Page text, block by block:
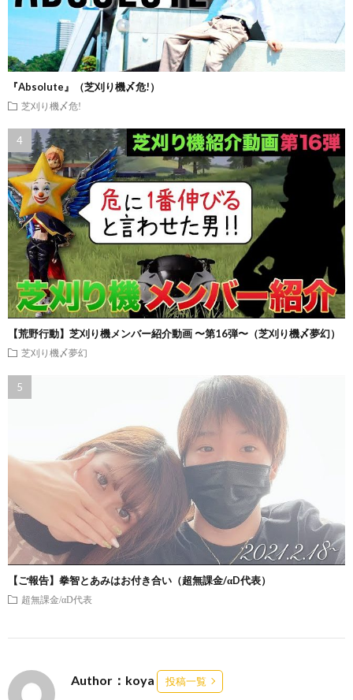
『Absolute』（芝刈り機〆危!）
芝刈り機〆危!
【荒野行動】芝刈り機メンバー紹介動画 〜第16弾〜（芝刈り機〆夢幻）
芝刈り機〆夢幻
【ご報告】拳智とあみはお付き合い（超無課金/αD代表）
超無課金/αD代表
Author：koya 投稿一覧